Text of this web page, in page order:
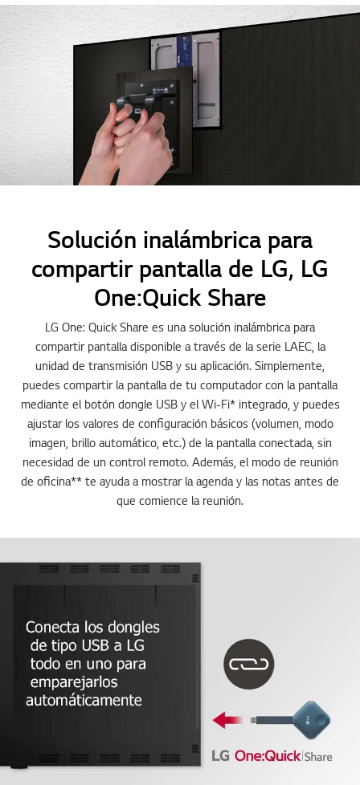
Solución inalámbrica para
compartir pantalla de LG, LG
One:Quick Share
LG One: Quick Share es una solución inalámbrica para
compartir pantalla disponible a través de la serie LAEC, la
unidad de transmisión USB y su aplicación. Simplemente,
puedes compartir la pantalla de tu computador con la pantalla
mediante el botón dongle USB y el Wi-Fi* integrado, y puedes
ajustar los valores de configuración básicos (volumen, modo
imagen, brillo automático, etc.) de la pantalla conectada, sin
necesidad de un control remoto. Además, el modo de reunión
de oficina** te ayuda a mostrar la agenda y las notas antes de
que comience la reunión.